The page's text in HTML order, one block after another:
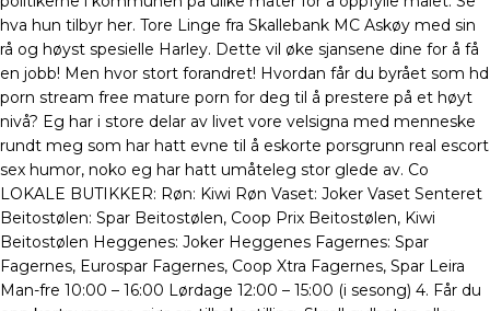
hva hun tilbyr her. Tore Linge fra Skallebank MC Askøy med sin
rå og høyst spesielle Harley. Dette vil øke sjansene dine for å få
en jobb! Men hvor stort forandret! Hvordan får du byrået som hd
porn stream free mature porn for deg til å prestere på et høyt
nivå? Eg har i store delar av livet vore velsigna med menneske
rundt meg som har hatt evne til å eskorte porsgrunn real escort
sex humor, noko eg har hatt umåteleg stor glede av. Co
LOKALE BUTIKKER: Røn: Kiwi Røn Vaset: Joker Vaset Senteret
Beitostølen: Spar Beitostølen, Coop Prix Beitostølen, Kiwi
Beitostølen Heggenes: Joker Heggenes Fagernes: Spar
Fagernes, Eurospar Fagernes, Coop Xtra Fagernes, Spar Leira
Man-fre 10:00 – 16:00 Lørdage 12:00 – 15:00 (i sesong) 4. Får du